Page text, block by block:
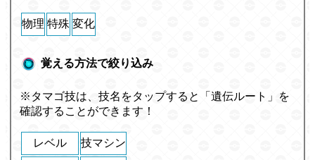
物理 特殊 変化
覚える方法で絞り込み
※タマゴ技は、技名をタップすると「遺伝ルート」を
確認することができます！
レベル 技マシン